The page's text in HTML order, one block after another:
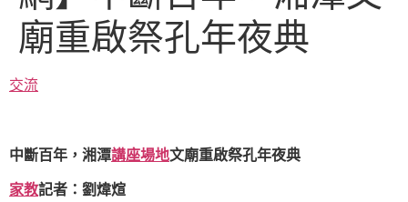
廟重啟祭孔年夜典
交流
中斷百年，湘潭講座場地文廟重啟祭孔年夜典
家教記者：劉煒煊